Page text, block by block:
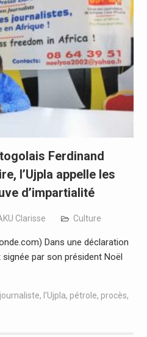
Ferdinand
l’Ujpla appelle les
d’impartialité
Clarisse Culture
Dans une déclaration
par son président Noël
journaliste, l'Ujpla, pétrole, procès,